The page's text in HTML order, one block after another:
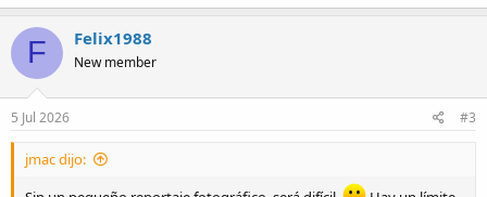
F Felix1988
New member
5 Jul 2026 #3
jmac dijo: